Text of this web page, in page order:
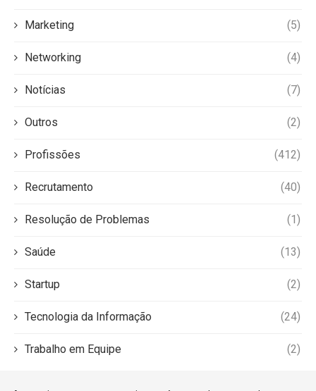
Marketing (5)
Networking (4)
Notícias (7)
Outros (2)
Profissões (412)
Recrutamento (40)
Resolução de Problemas (1)
Saúde (13)
Startup (2)
Tecnologia da Informação (24)
Trabalho em Equipe (2)